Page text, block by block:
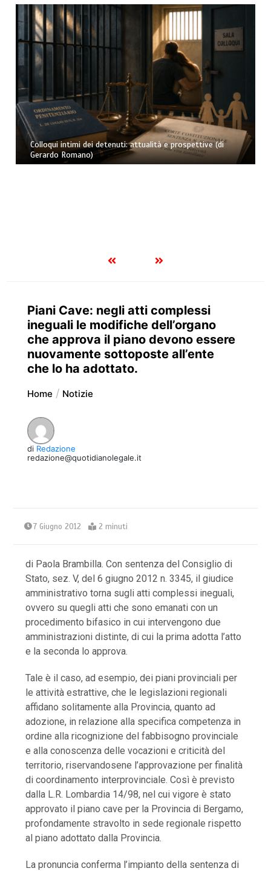
Colloqui intimi dei detenuti: attualità e prospettive (di
Gerardo Romano)
Piani Cave: negli atti complessi
ineguali le modifiche dell’organo
che approva il piano devono essere
nuovamente sottoposte all’ente
che lo ha adottato.
Home Notizie
di Redazione
redazione@quotidianolegale.it
7 Giugno 2012 2 minuti
di Paola Brambilla. Con sentenza del Consiglio di
Stato, sez. V, del 6 giugno 2012 n. 3345, il giudice
amministrativo torna sugli atti complessi ineguali,
ovvero su quegli atti che sono emanati con un
procedimento bifasico in cui intervengono due
amministrazioni distinte, di cui la prima adotta l’atto
e la seconda lo approva.
Tale è il caso, ad esempio, dei piani provinciali per
le attività estrattive, che le legislazioni regionali
affidano solitamente alla Provincia, quanto ad
adozione, in relazione alla specifica competenza in
ordine alla ricognizione del fabbisogno provinciale
e alla conoscenza delle vocazioni e criticità del
territorio, riservandosene l’approvazione per finalità
di coordinamento interprovinciale. Così è previsto
dalla L.R. Lombardia 14/98, nel cui vigore è stato
approvato il piano cave per la Provincia di Bergamo,
profondamente stravolto in sede regionale rispetto
al piano adottato dalla Provincia.
La pronuncia conferma l’impianto della sentenza di